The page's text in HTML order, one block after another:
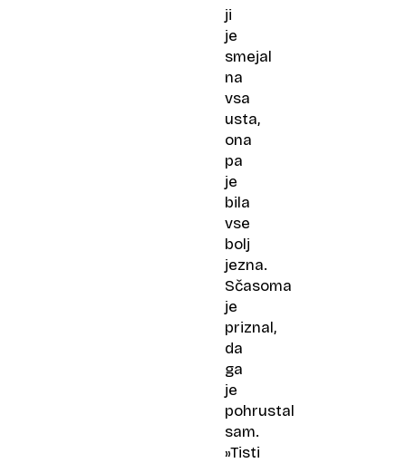
ji
je
smejal
na
vsa
usta,
ona
pa
je
bila
vse
bolj
jezna.
Sčasoma
je
priznal,
da
ga
je
pohrustal
sam.
»Tisti